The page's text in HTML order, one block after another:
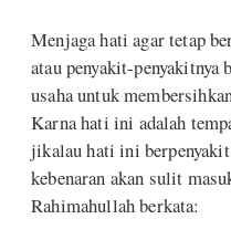
Menjaga hati agar tetap
atau penyakit-
usaha untuk
Karna hati ini adalah
jikalau hati ini
kebenaran akan sulit
Rahimahullah berkata: